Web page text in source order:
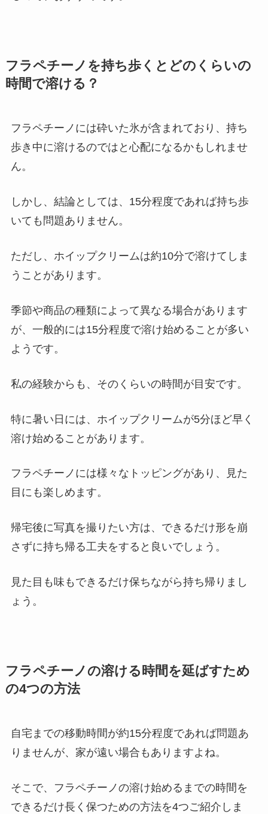
フラペチーノを持ち歩くとどのくらいの
時間で溶ける？
フラペチーノには砕いた氷が含まれており、持ち
歩き中に溶けるのではと心配になるかもしれませ
ん。
しかし、結論としては、15分程度であれば持ち歩
いても問題ありません。
ただし、ホイップクリームは約10分で溶けてしま
うことがあります。
季節や商品の種類によって異なる場合があります
が、一般的には15分程度で溶け始めることが多い
ようです。
私の経験からも、そのくらいの時間が目安です。
特に暑い日には、ホイップクリームが5分ほど早く
溶け始めることがあります。
フラペチーノには様々なトッピングがあり、見た
目にも楽しめます。
帰宅後に写真を撮りたい方は、できるだけ形を崩
さずに持ち帰る工夫をすると良いでしょう。
見た目も味もできるだけ保ちながら持ち帰りまし
ょう。
フラペチーノの溶ける時間を延ばすため
の4つの方法
自宅までの移動時間が約15分程度であれば問題あ
りませんが、家が遠い場合もありますよね。
そこで、フラペチーノの溶け始めるまでの時間を
できるだけ長く保つための方法を4つご紹介しま